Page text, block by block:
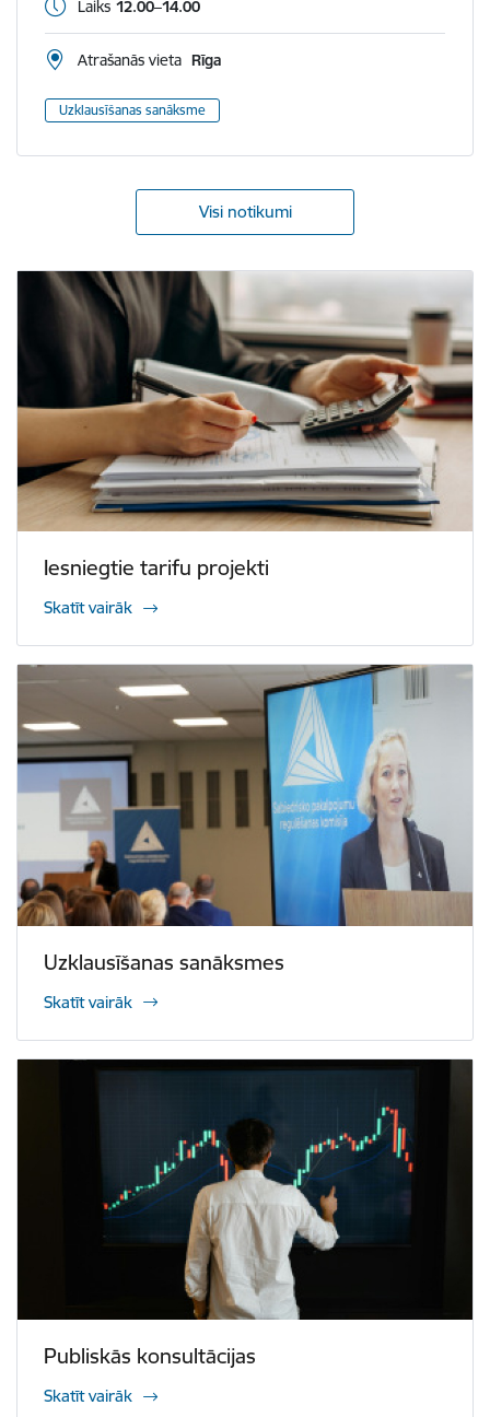
Laiks 12.00–14.00
Atrašanās vieta Rīga
Uzklausīšanas sanāksme
Visi notikumi
Iesniegtie tarifu projekti
Skatīt vairāk
Uzklausīšanas sanāksmes
Skatīt vairāk
Publiskās konsultācijas
Skatīt vairāk